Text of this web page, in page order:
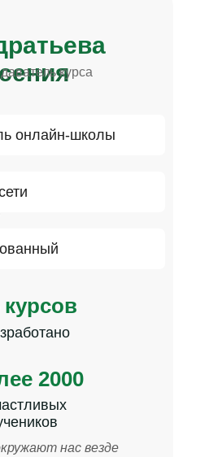
курса
курсов
2000
онлайн-школы
нас везде